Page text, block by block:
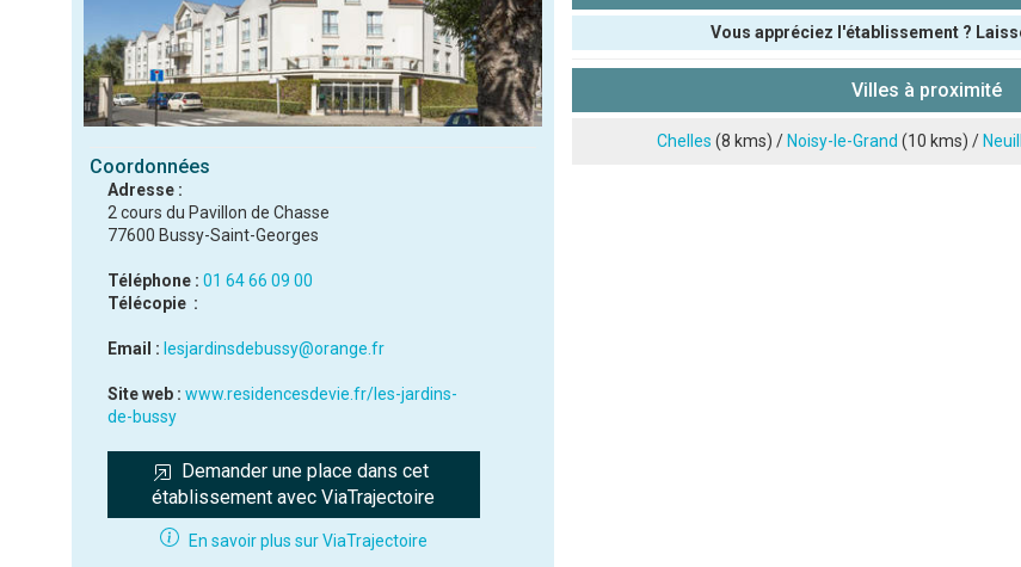
Coordonnées
Adresse :
2 cours du Pavillon de Chasse
77600 Bussy-Saint-Georges
Téléphone : 01 64 66 09 00
Télécopie :
Email : lesjardinsdebussy@orange.fr
Site web : www.residencesdevie.fr/les-jardins-
de-bussy
Demander une place dans cet
établissement avec ViaTrajectoire
En savoir plus sur ViaTrajectoire
Vous appréciez l'établissement ?
Note que vous souhaitez attribuer :
Villes à proximité
Chelles (8 kms) / Noisy-le-Grand (10 kms) /